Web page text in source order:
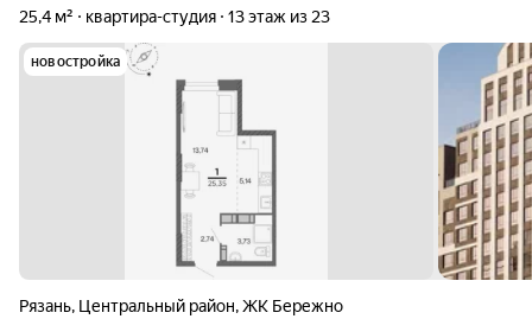
25,4 м²
квартира-студия 13 этаж из 23
новостройка
Рязань, Центральный район,ЖК Бережно